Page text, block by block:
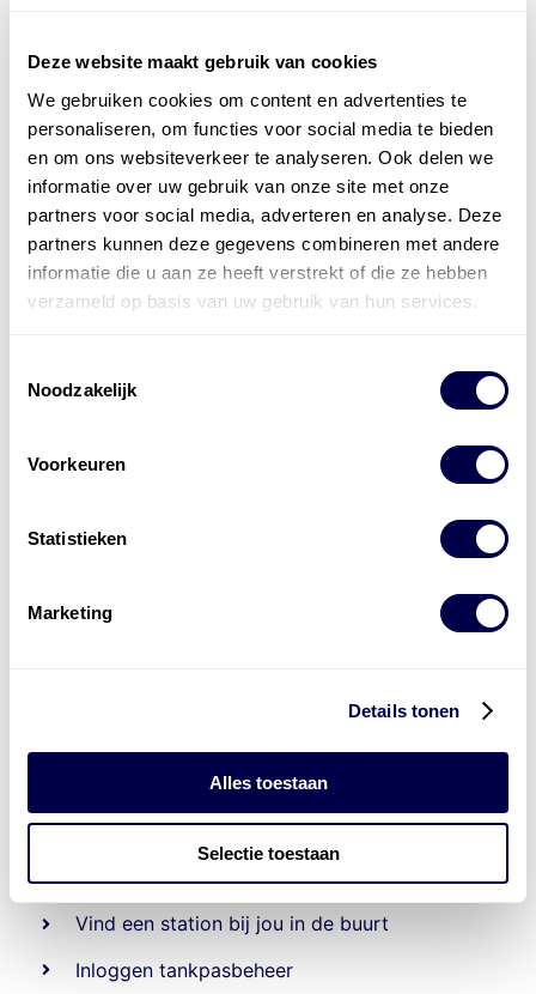
Deze website maakt gebruik van cookies
We gebruiken cookies om content en advertenties te
personaliseren, om functies voor social media te bieden
en om ons websiteverkeer te analyseren. Ook delen we
informatie over uw gebruik van onze site met onze
partners voor social media, adverteren en analyse. Deze
partners kunnen deze gegevens combineren met andere
informatie die u aan ze heeft verstrekt of die ze hebben
verzameld op basis van uw gebruik van hun services.
Noodzakelijk
Voorkeuren
Statistieken
Marketing
Details tonen
Alles toestaan
Selectie toestaan
Officieel distributeur met Mobil Smeermiddelen
voor alle sectoren
Welke olie heb ik nodig
Alle producten bekijken
tankstationsen duizenden
laadpassen
Den Hartog tank- en laadpas
Vind een station bij jou in de buurt
Inloggen tankpasbeheer